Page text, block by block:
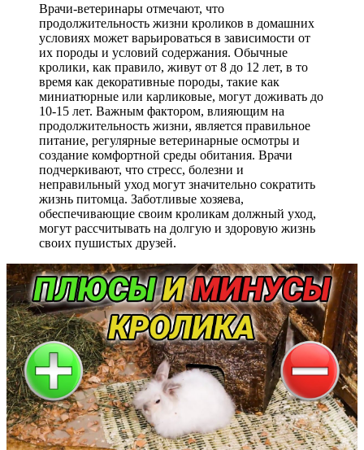
Врачи-ветеринары отмечают, что
продолжительность жизни кроликов в домашних
условиях может варьироваться в зависимости от
их породы и условий содержания. Обычные
кролики, как правило, живут от 8 до 12 лет, в то
время как декоративные породы, такие как
миниатюрные или карликовые, могут доживать до
10-15 лет. Важным фактором, влияющим на
продолжительность жизни, является правильное
питание, регулярные ветеринарные осмотры и
создание комфортной среды обитания. Врачи
подчеркивают, что стресс, болезни и
неправильный уход могут значительно сократить
жизнь питомца. Заботливые хозяева,
обеспечивающие своим кроликам должный уход,
могут рассчитывать на долгую и здоровую жизнь
своих пушистых друзей.